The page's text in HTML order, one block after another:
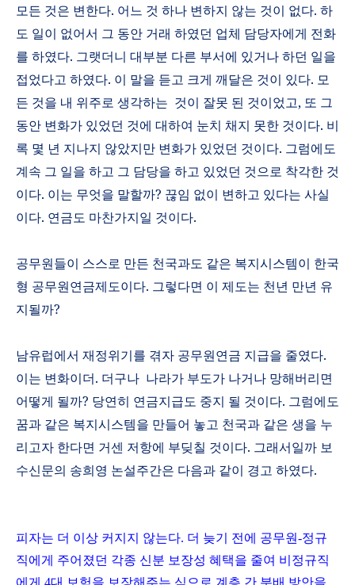
모든 것은 변한다. 어느 것 하나 변하지 않는 것이 없다. 하
도 일이 없어서 그 동안 거래 하였던 업체 담당자에게 전화
를 하였다. 그랫더니 대부분 다른 부서에 있거나 하던 일을
접었다고 하였다. 이 말을 듣고 크게 깨달은 것이 있다. 모
든 것을 내 위주로 생각하는 것이 잘못 된 것이었고, 또 그
동안 변화가 있었던 것에 대하여 눈치 채지 못한 것이다. 비
록 몇 년 지나지 않았지만 변화가 있었던 것이다. 그럼에도
계속 그 일을 하고 그 담당을 하고 있었던 것으로 착각한 것
이다. 이는 무엇을 말할까? 끊임 없이 변하고 있다는 사실
이다. 연금도 마찬가지일 것이다.
공무원들이 스스로 만든 천국과도 같은 복지시스템이 한국
형 공무원연금제도이다. 그렇다면 이 제도는 천년 만년 유
지될까?
남유럽에서 재정위기를 겪자 공무원연금 지급을 줄였다.
이는 변화이더. 더구나 나라가 부도가 나거나 망해버리면
어떻게 될까? 당연히 연금지급도 중지 될 것이다. 그럼에도
꿈과 같은 복지시스템을 만들어 놓고 천국과 같은 생을 누
리고자 한다면 거센 저항에 부딪칠 것이다. 그래서일까 보
수신문의 송희영 논설주간은 다음과 같이 경고 하였다.
피자는 더 이상 커지지 않는다. 더 늦기 전에 공무원-정규
직에게 주어졌던 각종 신분 보장성 혜택을 줄여 비정규직
에게 4대 보험을 보장해주는 식으로 계층 간 분배 방안을